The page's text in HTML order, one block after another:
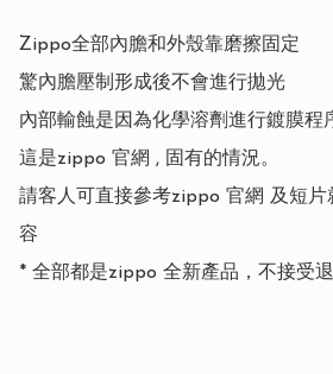
Zippo全部內膽和外殼靠磨擦固定
驚內膽壓制形成後不會進行拋光
內部輸蝕是因為化學溶劑進行鍍膜程
這是zippo 官網 , 固有的情況。
請客人可直接參考zippo 官網 及短片
容